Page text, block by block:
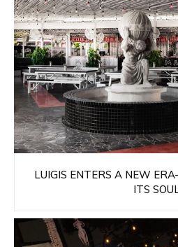
LUIGIS ENTERS A NEW
ITS